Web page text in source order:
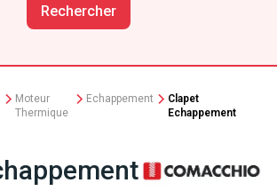
Rechercher
Moteur
Thermique
Echappement
Clapet
Echappement